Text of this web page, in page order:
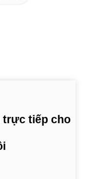
trực tiếp cho